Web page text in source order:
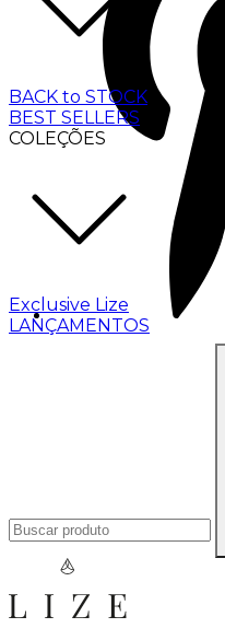
BACK to STOCK
BEST SELLERS
COLEÇÕES
Exclusive Lize
LANÇAMENTOS